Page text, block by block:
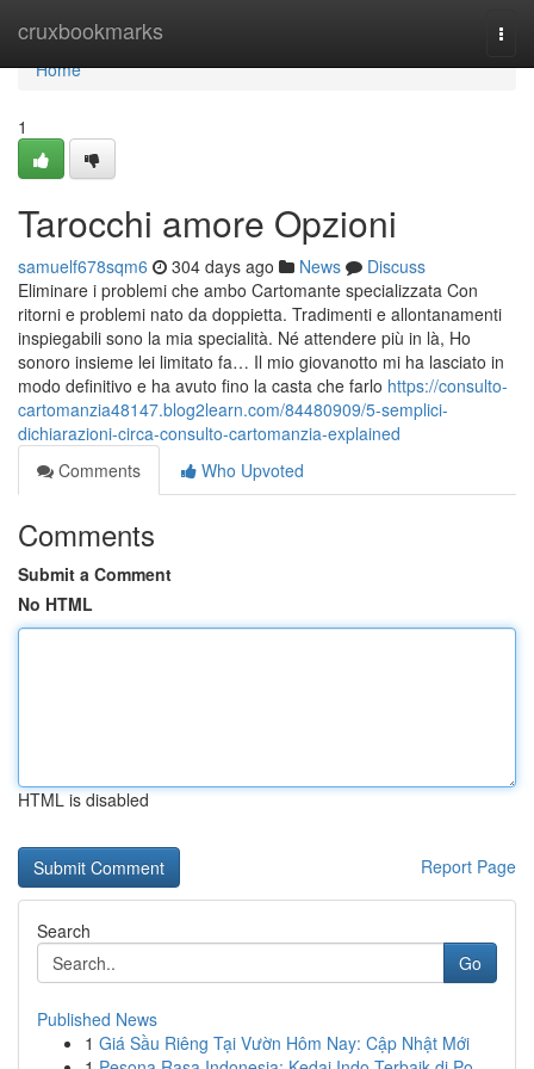
cruxbookmarks
Home
Home
1
Tarocchi amore Opzioni
samuelf678sqm6 304 days ago News
Discuss
Eliminare i problemi che ambo Cartomante specializzata Con
ritorni e problemi nato da doppietta. Tradimenti e allontanamenti
inspiegabili sono la mia specialità. Né attendere più in là, Ho
sonoro insieme lei limitato fa… Il mio giovanotto mi ha lasciato in
modo definitivo e ha avuto fino la casta che farlo https://consulto-
cartomanzia48147.blog2learn.com/84480909/5-semplici-
dichiarazioni-circa-consulto-cartomanzia-explained
Comments
Who Upvoted
Comments
Submit a Comment
No HTML
HTML is disabled
Report Page
Search
Go
Published News
1 Giá Sầu Riêng Tại Vườn Hôm Nay: Cập Nhật Mới